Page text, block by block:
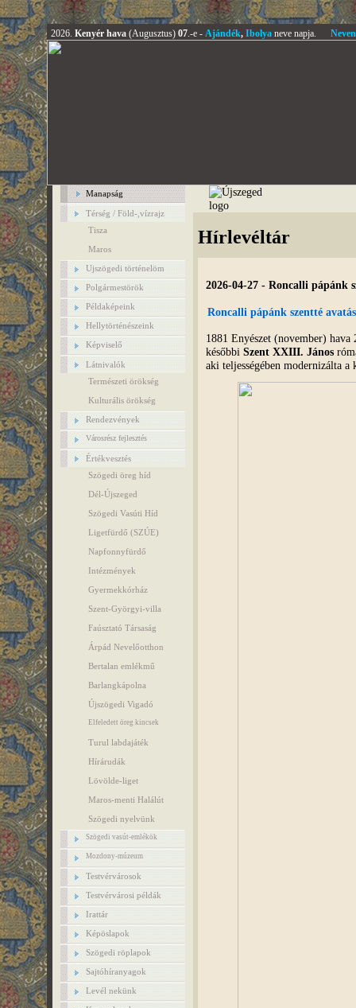
2026. Kenyér hava (Augusztus) 07.-e - Ajándék, Ibolyaneve napja.
Manapság
Térség / Föld-,vízrajz
Tisza
Maros
Ujszögedi történelöm
Polgármestörök
Példaképeink
Hellytörténészeink
Képviselő
Látnivalók
Természeti örökség
Kulturális örökség
Rendezvények
Városrész fejlesztés
Értékvesztés
Szögedi öreg híd
Dél-Újszeged
Szögedi Vasúti Híd
Ligetfürdő (SZÚE)
Napfonnyfürdő
Intézmények
Gyermekkórház
Szent-Györgyi-villa
Faúsztató Társaság
Árpád Nevelőotthon
Bertalan emlékmű
Barlangkápolna
Újszögedi Vigadó
Elfeledett öreg kincsek
Turul labdajáték
Hírárudák
Lövölde-liget
Maros-menti Halálút
Szögedi nyelvünk
Szögedi vasút-emlékök
Mozdony-múzeum
Testvérvárosok
Testvérvárosi példák
Irattár
Képöslapok
Szögedi röplapok
Sajtóhíranyagok
Levél nekünk
Hírlevéltár
2026-04-27 - Roncalli pápánk
Roncalli pápánk szentté
1881 Enyészet (november) hava
későbbi Szent XXIII. János
aki teljességében modernizálta a